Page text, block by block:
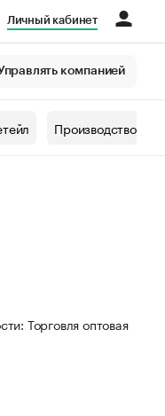
Личный кабинет
компанией
Производство
Торговля оптовая